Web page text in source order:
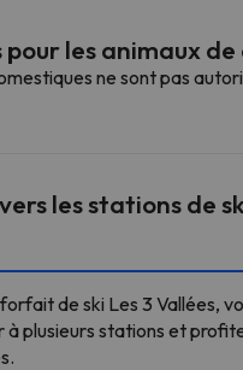
les animaux
ne sont pas
les stations de
de ski Les 3 Vallées,
à plusieurs stations et